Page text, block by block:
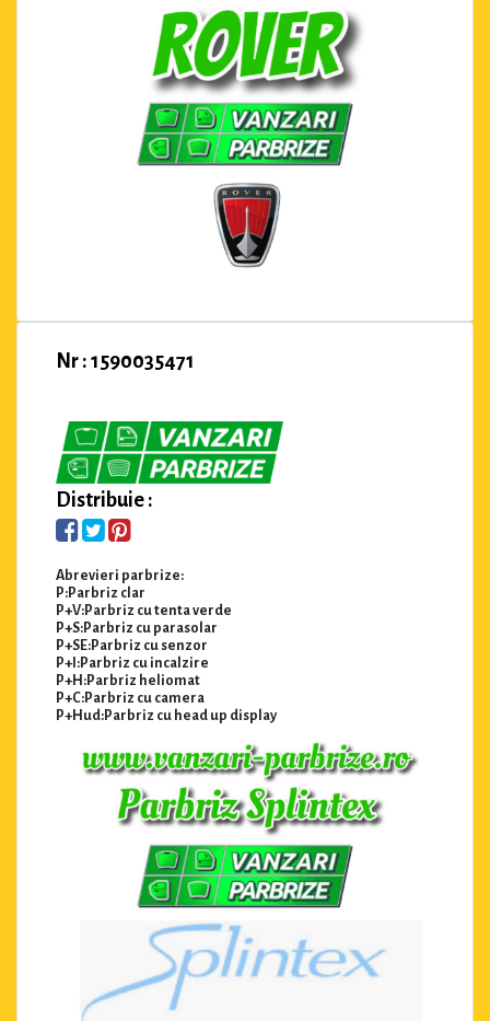
Nr : 1590035471
Distribuie :
Abrevieri parbrize:
P:Parbriz clar
P+V:Parbriz cu tenta verde
P+S:Parbriz cu parasolar
P+SE:Parbriz cu senzor
P+I:Parbriz cu incalzire
P+H:Parbriz heliomat
P+C:Parbriz cu camera
P+Hud:Parbriz cu head up display